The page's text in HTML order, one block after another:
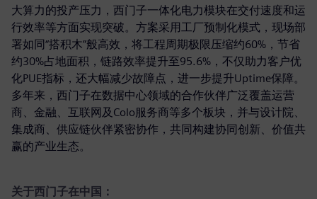
大算力的投产压力，西门子一体化电力模块在交付速度和运
行效率等方面实现突破。方案采用工厂预制化模式，现场部
署如同“搭积木”般高效，将工程周期极限压缩约60%，节省
约30%占地面积，链路效率提升至95.6%，不仅助力客户优
化PUE指标，还大幅减少故障点，进一步提升Uptime保障。
多年来，西门子在数据中心领域的合作伙伴广泛覆盖运营
商、金融、互联网及Colo服务商等多个板块，并与设计院、
集成商、供应链伙伴紧密协作，共同构建协同创新、价值共
赢的产业生态。
关于西门子在中国：